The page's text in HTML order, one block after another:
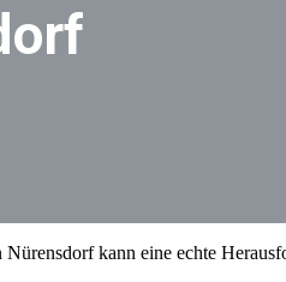
kann eine echte